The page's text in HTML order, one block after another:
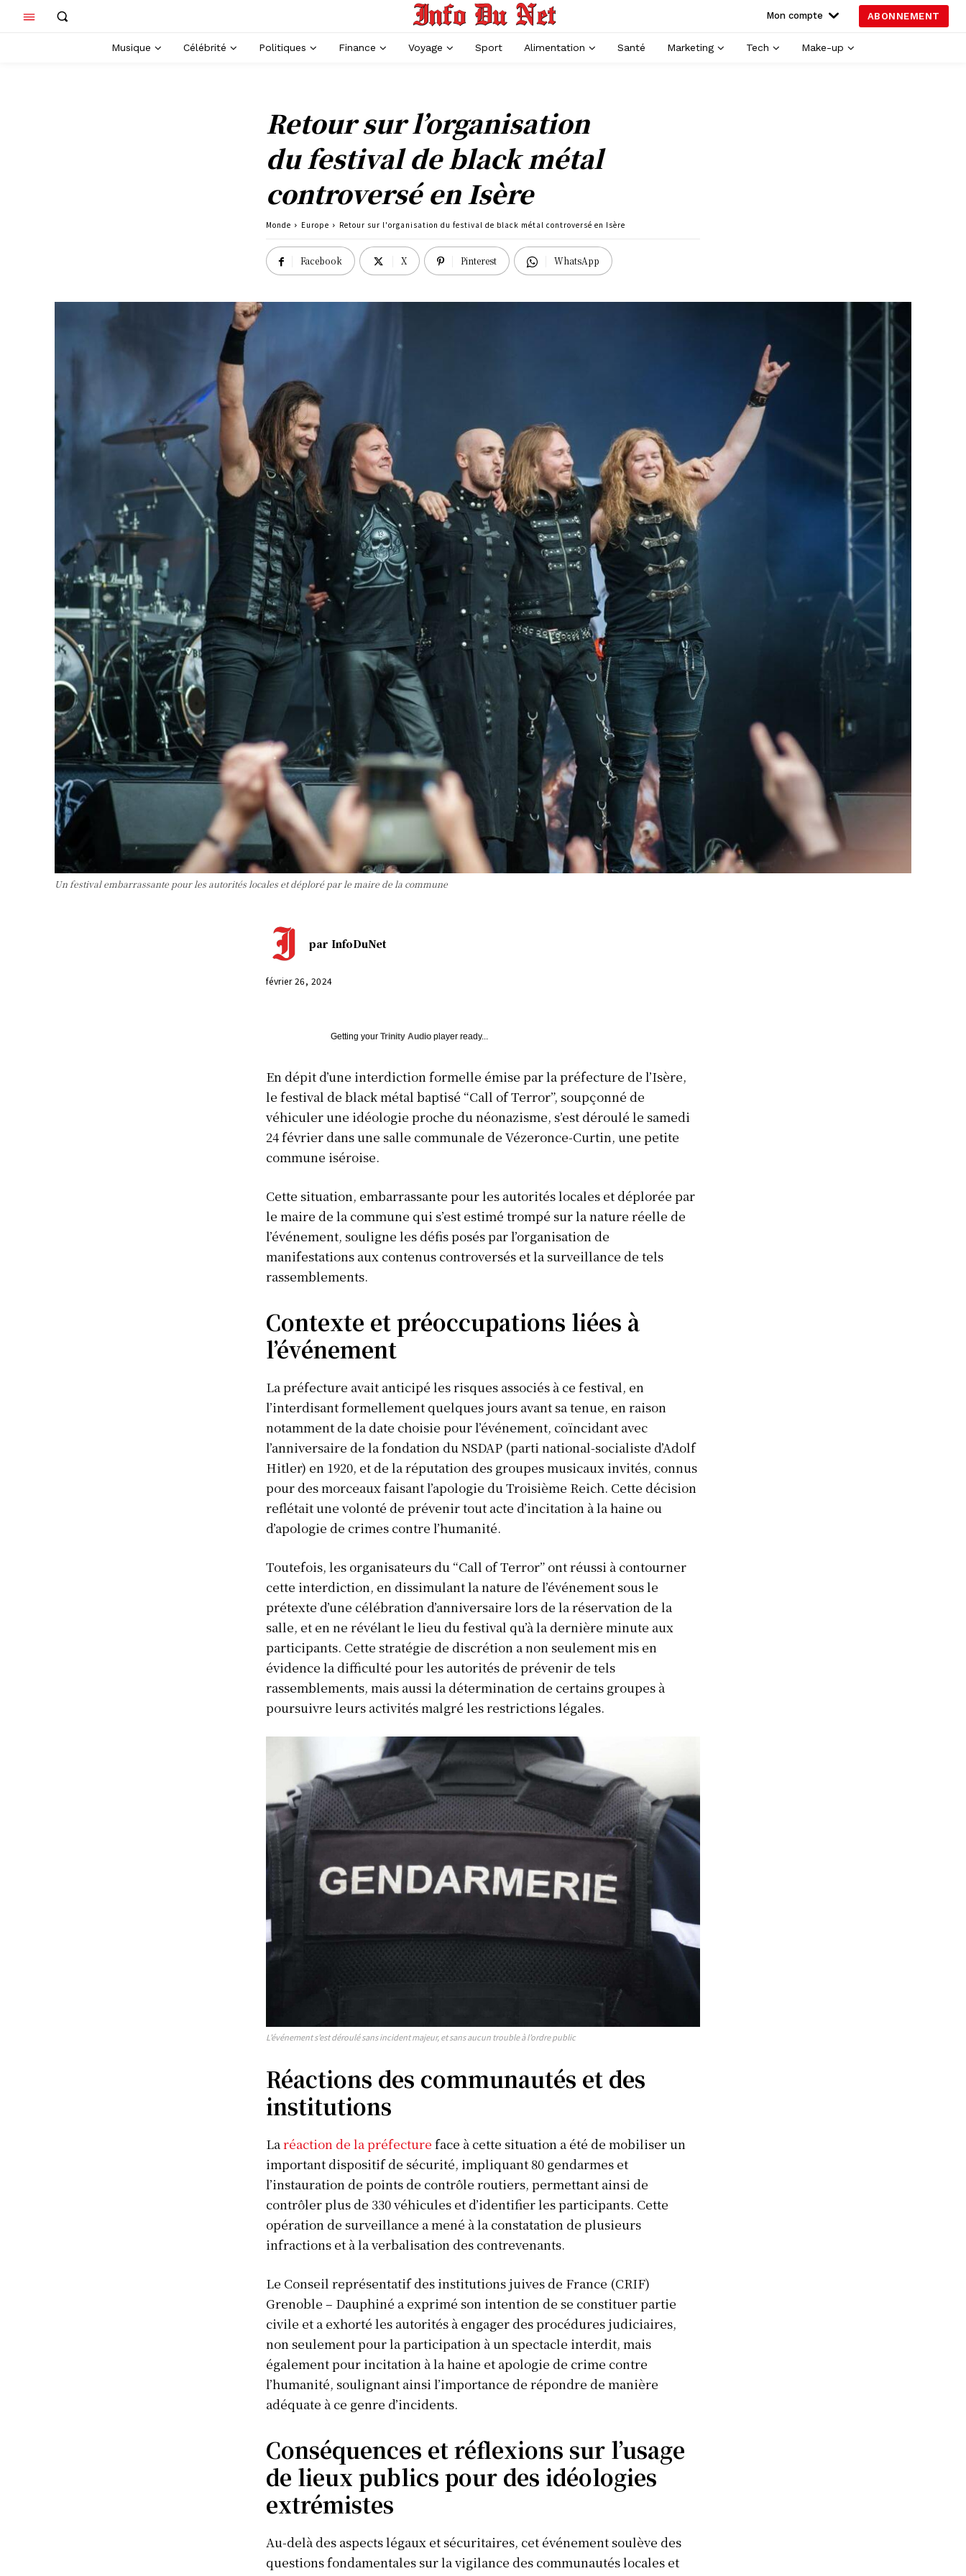
S'ABONNER
Info Du Net
S’abonner pour plus de contenus
Mon compte
Plan du site
Afrique
Amériques
Europe
Asie
Mon compte ABONNEMENT
Musique Célébrité Politiques Finance Voyage Sport Alimentation Santé Marketing Tech Make-up
Retour sur l’organisation
du festival de black métal
controversé en Isère
Monde Europe Retour sur l'organisation du festival de black métal controversé en Isère
Facebook X Pinterest WhatsApp
Un festival embarrassante pour les autorités locales et déploré par le maire de la commune
par InfoDuNet
février 26, 2024
Getting your Trinity Audioplayer ready...
En dépit d’une interdiction formelle émise par la préfecture de l’Isère,
le festival de black métal baptisé “Call of Terror”, soupçonné de
véhiculer une idéologie proche du néonazisme, s’est déroulé le samedi
24 février dans une salle communale de Vézeronce-Curtin, une petite
commune iséroise.
Cette situation, embarrassante pour les autorités locales et déplorée par
le maire de la commune qui s’est estimé trompé sur la nature réelle de
l’événement, souligne les défis posés par l’organisation de
manifestations aux contenus controversés et la surveillance de tels
rassemblements.
Contexte et préoccupations liées à
l’événement
La préfecture avait anticipé les risques associés à ce festival, en
l’interdisant formellement quelques jours avant sa tenue, en raison
notamment de la date choisie pour l’événement, coïncidant avec
l’anniversaire de la fondation du NSDAP (parti national-socialiste d’Adolf
Hitler) en 1920, et de la réputation des groupes musicaux invités, connus
pour des morceaux faisant l’apologie du Troisième Reich. Cette décision
reflétait une volonté de prévenir tout acte d’incitation à la haine ou
d’apologie de crimes contre l’humanité.
Toutefois, les organisateurs du “Call of Terror” ont réussi à contourner
cette interdiction, en dissimulant la nature de l’événement sous le
prétexte d’une célébration d’anniversaire lors de la réservation de la
salle, et en ne révélant le lieu du festival qu’à la dernière minute aux
participants. Cette stratégie de discrétion a non seulement mis en
évidence la difficulté pour les autorités de prévenir de tels
rassemblements, mais aussi la détermination de certains groupes à
poursuivre leurs activités malgré les restrictions légales.
L’événement s’est déroulé sans incident majeur, et sans aucun trouble à l’ordre public
Réactions des communautés et des
institutions
La réaction de la préfecture face à cette situation a été de mobiliser un
important dispositif de sécurité, impliquant 80 gendarmes et
l’instauration de points de contrôle routiers, permettant ainsi de
contrôler plus de 330 véhicules et d’identifier les participants. Cette
opération de surveillance a mené à la constatation de plusieurs
infractions et à la verbalisation des contrevenants.
Le Conseil représentatif des institutions juives de France (CRIF)
Grenoble – Dauphiné a exprimé son intention de se constituer partie
civile et a exhorté les autorités à engager des procédures judiciaires,
non seulement pour la participation à un spectacle interdit, mais
également pour incitation à la haine et apologie de crime contre
l’humanité, soulignant ainsi l’importance de répondre de manière
adéquate à ce genre d’incidents.
Conséquences et réflexions sur l’usage
de lieux publics pour des idéologies
extrémistes
Au-delà des aspects légaux et sécuritaires, cet événement soulève des
questions fondamentales sur la vigilance des communautés locales et